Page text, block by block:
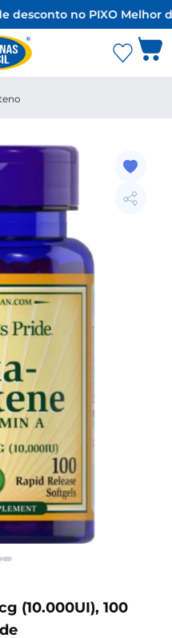
desconto no PIXO Melhor
(10.000UI), 100